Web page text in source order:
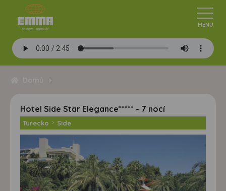
Hotel Side Star Elegance***** - 7 nocí
Turecko > Side